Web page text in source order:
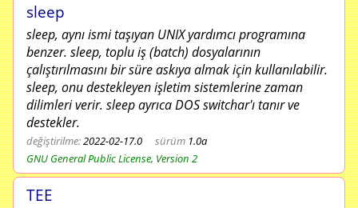
sleep
sleep, aynı ismi taşıyan UNIX yardımcı programına
benzer. sleep, toplu iş (batch) dosyalarının
çalıştırılmasını bir süre askıya almak için kullanılabilir.
sleep, onu destekleyen işletim sistemlerine zaman
dilimleri verir. sleep ayrıca DOS switchar'ı tanır ve
destekler.
değiştirilme:2022-02-17.0 sürüm 1.0a
GNU General Public License, Version 2
TEE